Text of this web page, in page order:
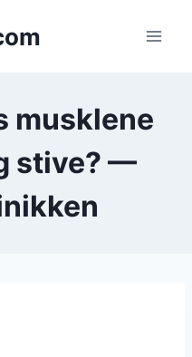
musklene
stive? —